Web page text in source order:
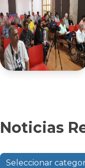
Noticias
Seleccionar